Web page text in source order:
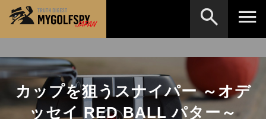
カップを狙うスナイパー ～オデ
ッセイ RED BALL パター～
MOST WANTED
NEW RELEASES 新製品情報
HOW TO ゴルフ上達・実践テクニック
※メーカー名やクラブ名など、検索したい事柄を入
検索